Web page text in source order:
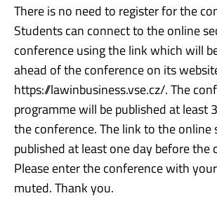
There is no need to register for the
Students can connect to the online
conference using the link which will
ahead of the conference on its
https://lawinbusiness.vse.cz/. The
programme will be published at least
the conference. The link to the online
published at least one day before the
Please enter the conference with
muted. Thank you.